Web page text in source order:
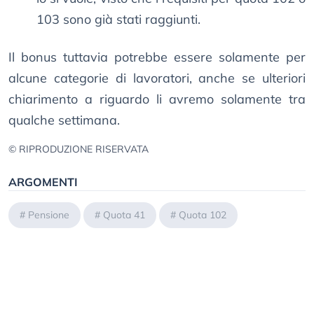
103 sono già stati raggiunti.
Il bonus tuttavia potrebbe essere solamente per
alcune categorie di lavoratori, anche se ulteriori
chiarimento a riguardo li avremo solamente tra
qualche settimana.
© RIPRODUZIONE RISERVATA
ARGOMENTI
# Pensione # Quota 41 # Quota 102